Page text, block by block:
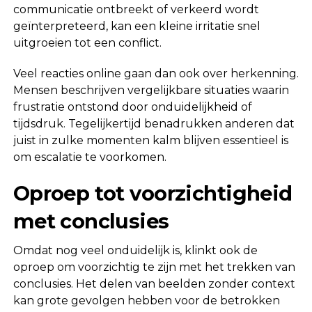
communicatie ontbreekt of verkeerd wordt
geïnterpreteerd, kan een kleine irritatie snel
uitgroeien tot een conflict.
Veel reacties online gaan dan ook over herkenning.
Mensen beschrijven vergelijkbare situaties waarin
frustratie ontstond door onduidelijkheid of
tijdsdruk. Tegelijkertijd benadrukken anderen dat
juist in zulke momenten kalm blijven essentieel is
om escalatie te voorkomen.
Oproep tot voorzichtigheid
met conclusies
Omdat nog veel onduidelijk is, klinkt ook de
oproep om voorzichtig te zijn met het trekken van
conclusies. Het delen van beelden zonder context
kan grote gevolgen hebben voor de betrokken